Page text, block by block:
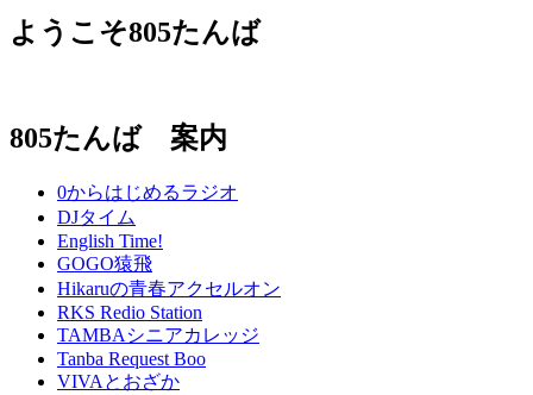
ようこそ805たんば
805たんば 案内
0からはじめるラジオ
DJタイム
English Time!
GOGO猿飛
Hikaruの青春アクセルオン
RKS Redio Station
TAMBAシニアカレッジ
Tanba Request Boo
VIVAとおざか